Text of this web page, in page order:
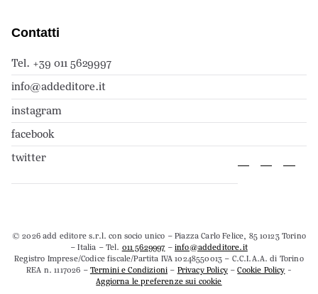
Contatti
Tel. +39 011 5629997
info@addeditore.it
instagram
facebook
twitter
© 2026 add editore s.r.l. con socio unico – Piazza Carlo Felice, 85 10123 Torino
– Italia – Tel. 011 5629997 –info@addeditore.it
Registro Imprese/Codice fiscale/Partita IVA 10248550013 – C.C.I.A.A. di Torino
REA n. 1117026 –Termini e Condizioni – Privacy Policy–Cookie Policy -
Aggiorna le preferenze sui cookie